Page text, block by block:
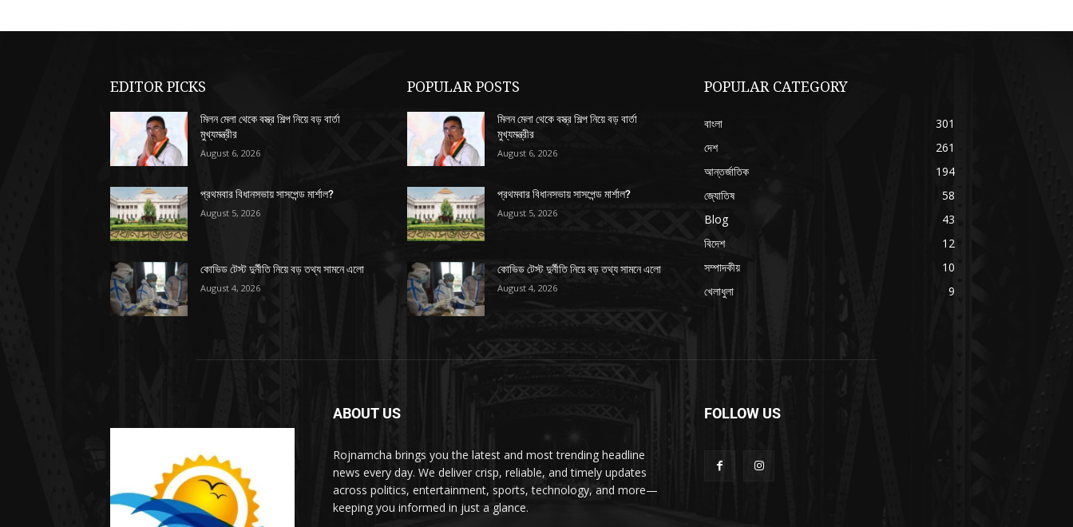
EDITOR PICKS
মিলন মেলা থেকে বস্ত্র শিল্প নিয়ে বড় বার্তা
মুখ্যমন্ত্রীর
August 6, 2026
প্রথমবার বিধানসভায় সাসপেন্ড মার্শাল?
August 5, 2026
কোভিড টেস্ট দুর্নীতি নিয়ে বড় তথ্য সামনে এলো
August 4, 2026
POPULAR POSTS
মিলন মেলা থেকে বস্ত্র শিল্প নিয়ে বড় বার্তা
মুখ্যমন্ত্রীর
August 6, 2026
প্রথমবার বিধানসভায় সাসপেন্ড মার্শাল?
August 5, 2026
কোভিড টেস্ট দুর্নীতি নিয়ে বড় তথ্য সামনে এলো
August 4, 2026
POPULAR CATEGORY
বাংলা
301
দেশ
261
আন্তর্জাতিক
194
জ্যোতিষ
58
Blog
43
বিদেশ
12
সম্পাদকীয়
10
খেলাধুলা
9
ABOUT US
Rojnamcha brings you the latest and most trending headline
news every day. We deliver crisp, reliable, and timely updates
across politics, entertainment, sports, technology, and more—
keeping you informed in just a glance.
FOLLOW US